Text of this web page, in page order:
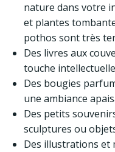
nature dans votre
et plantes
pothos sont très
Des livres aux
touche
Des bougies
une ambiance
Des petits
sculptures ou
Des illustrations et